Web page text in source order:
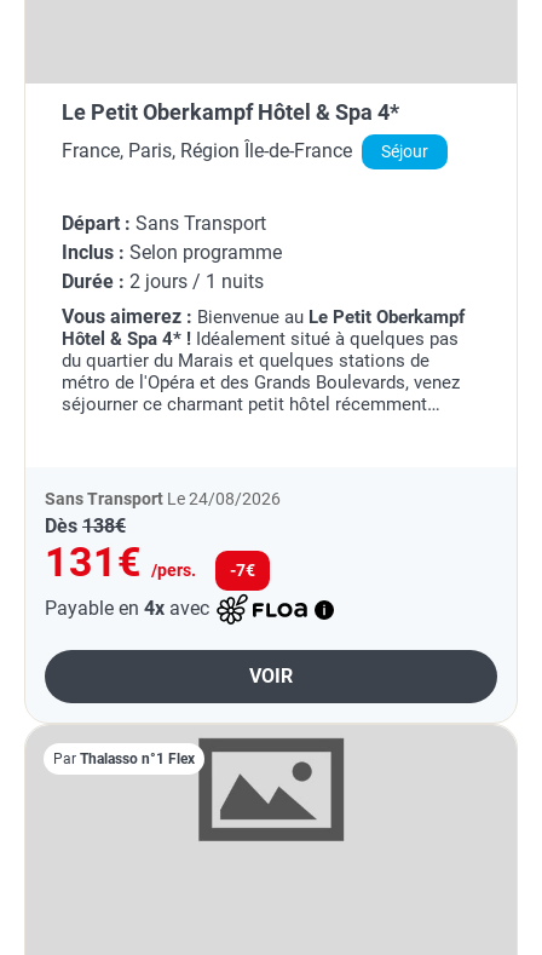
Le Petit Oberkampf Hôtel & Spa 4*
France, Paris, Région Île-de-France Séjour
Départ : Sans Transport
Inclus : Selon programme
Durée : 2 jours / 1 nuits
Vous aimerez : Bienvenue au Le Petit Oberkampf
Hôtel & Spa 4* ! Idéalement situé à quelques pas
du quartier du Marais et quelques stations de
métro de l'Opéra et des Grands Boulevards, venez
séjourner ce charmant petit hôtel récemment
Sans Transport Le 24/08/2026
Dès 138€
131€ /pers. -7€
Payable en 4x avec
VOIR
Par Thalasso n°1 Flex